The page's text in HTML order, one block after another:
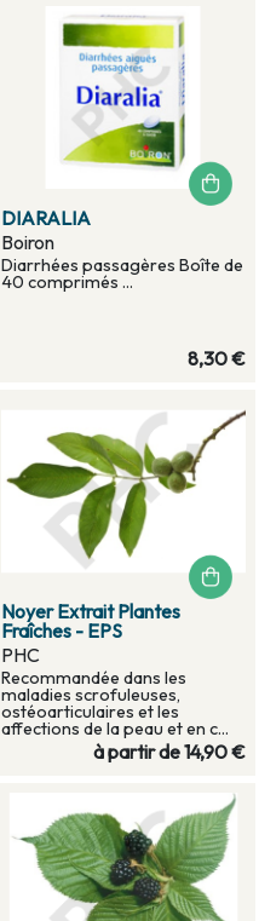
DIARALIA
Boiron
Diarrhées passagères Boîte de
40 comprimés ...
8,30 €
Noyer Extrait Plantes
Fraîches - EPS
PHC
Recommandée dans les
maladies scrofuleuses,
ostéoarticulaires et les
affections de la peau et en c...
à partir de14,90 €